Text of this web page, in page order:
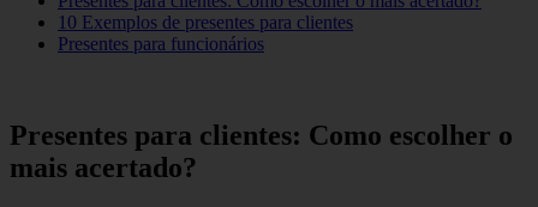
10 Exemplos de presentes para clientes
Presentes para funcionários
Presentes para clientes: Como escolher o
mais acertado?